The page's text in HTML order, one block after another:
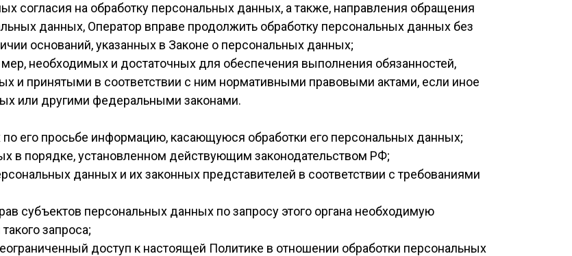
согласия на обработку персональных данных, а также, направления обращения
данных, Оператор вправе продолжить обработку персональных данных без
оснований, указанных в Законе о персональных данных;
необходимых и достаточных для обеспечения выполнения обязанностей,
и принятыми в соответствии с ним нормативными правовыми актами, если иное
или другими федеральными законами.
его просьбе информацию, касающуюся обработки его персональных данных;
в порядке, установленном действующим законодательством РФ;
данных и их законных представителей в соответствии с требованиями
субъектов персональных данных по запросу этого органа необходимую
запроса;
доступ к настоящей Политике в отношении обработки персональных